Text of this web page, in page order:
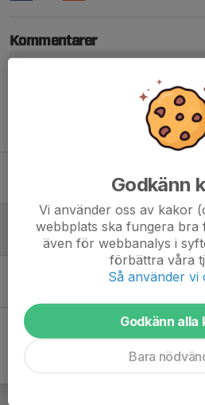
Kommentarer
10 jun 2025 0
Anmälan
14 apr 2022 0
Träningshelg 9 - 10 april
Godkänn
Vi använder oss av kakor
webbplats ska fungera bra
även för webbanalys i
förbättra våra
Så använder vi
Godkänn alla
Bara